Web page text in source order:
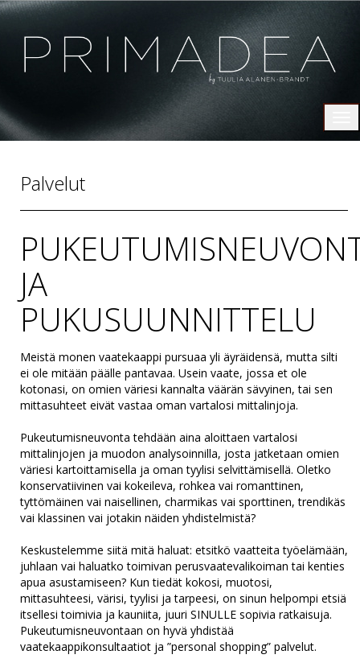
Palvelut
JA
PUKUSUUNNITTELU
Meistä monen vaatekaappi pursuaa yli äyräidensä, mutta silti
ei ole mitään päälle pantavaa. Usein vaate, jossa et ole
kotonasi, on omien väriesi kannalta väärän sävyinen, tai sen
mittasuhteet eivät vastaa oman vartalosi mittalinjoja.
Pukeutumisneuvonta tehdään aina aloittaen vartalosi
mittalinjojen ja muodon analysoinnilla, josta jatketaan omien
väriesi kartoittamisella ja oman tyylisi selvittämisellä. Oletko
konservatiivinen vai kokeileva, rohkea vai romanttinen,
tyttömäinen vai naisellinen, charmikas vai sporttinen, trendikäs
vai klassinen vai jotakin näiden yhdistelmistä?
Keskustelemme siitä mitä haluat: etsitkö vaatteita työelämään,
juhlaan vai haluatko toimivan perusvaatevalikoiman tai kenties
apua asustamiseen? Kun tiedät kokosi, muotosi,
mittasuhteesi, värisi, tyylisi ja tarpeesi, on sinun helpompi etsiä
itsellesi toimivia ja kauniita, juuri SINULLE sopivia ratkaisuja.
Pukeutumisneuvontaan on hyvä yhdistää
vaatekaappikonsultaatiot ja ”personal shopping” palvelut.